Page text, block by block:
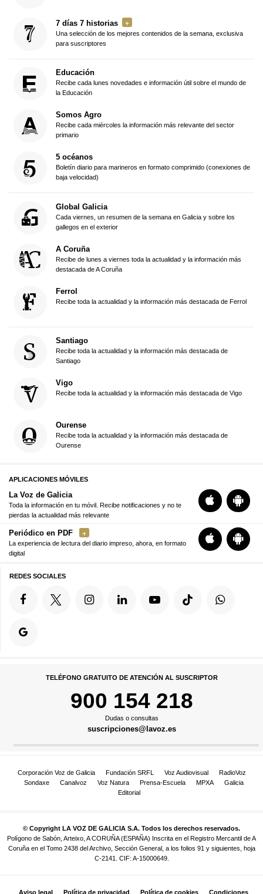
7 días 7 historias
Una selección de los mejores contenidos de la semana, exclusiva
para suscriptores
Educación
Recibe cada lunes novedades e información útil sobre el mundo de
la Educación
Somos Agro
Recibe cada miércoles la información más relevante del sector
primario
5 océanos
Boletín diario para marineros en formato comprimido (conexiones de
baja velocidad)
Global Galicia
Cada viernes, un resumen de la semana en Galicia y sobre los
gallegos en el exterior
A Coruña
Recibe de lunes a viernes toda la actualidad y la información más
destacada de A Coruña
Ferrol
Recibe toda la actualidad y la información más destacada de Ferrol
Santiago
Recibe toda la actualidad y la información más destacada de
Santiago
Vigo
Recibe toda la actualidad y la información más destacada de Vigo
Ourense
Recibe toda la actualidad y la información más destacada de
Ourense
APLICACIONES MÓVILES
La Voz de Galicia
Toda la información en tu móvil. Recibe notificaciones y no te
pierdas la actualidad más relevante
Periódico en PDF
La experiencia de lectura del diario impreso, ahora, en formato
digital
REDES SOCIALES
TELÉFONO GRATUITO DE ATENCIÓN AL SUSCRIPTOR
900 154 218
Dudas o consultas
suscripciones@lavoz.es
Corporación Voz de Galicia Fundación SRFL Voz Audiovisual
RadioVoz
Sondaxe
Canalvoz Voz Natura Prensa-Escuela MPXA
Galicia
Editorial
© Copyright LA VOZ DE GALICIA S.A. Todos los derechos reservados.
Polígono de Sabón, Arteixo, A CORUÑA (ESPAÑA) Inscrita en el Registro Mercantil de A
Coruña en el Tomo 2438 del Archivo, Sección General, a los folios 91 y siguientes, hoja
C-2141. CIF: A-15000649.
Aviso legal Política de privacidad Política de cookies Condiciones